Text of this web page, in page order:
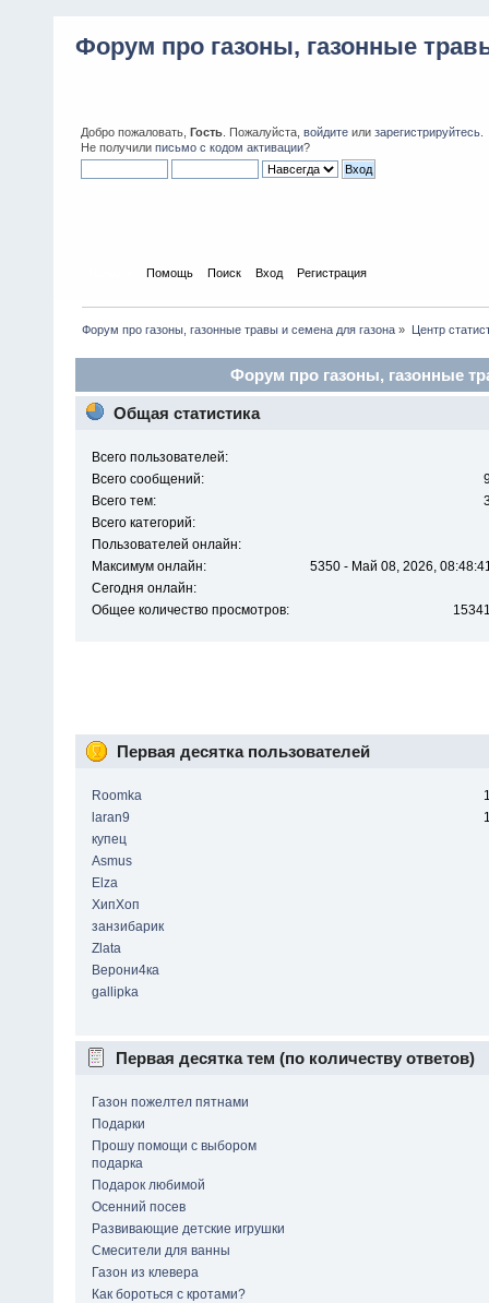
Форум про газоны, газонные
Добро пожаловать, Гость . Пожалуйста, войдите или зарегистрируйтесь
Не получили письмо с кодом активации?
Помощь Поиск Вход Регистрация
Форум про газоны, газонные травы и семена для газона » Центр
Форум про газоны, газонные
Общая статистика
Всего пользователей:
Всего сообщений:
Всего тем:
Всего категорий:
Пользователей онлайн:
Максимум онлайн:
5350 - Май 08, 2026,
Сегодня онлайн:
Общее количество просмотров:
Первая десятка пользователей
Roomka
laran9
купец
Asmus
Elza
ХипХоп
занзибарик
Zlata
Верони4ка
gallipka
Первая десятка тем (по количеству ответов)
Газон пожелтел пятнами
Подарки
Прошу помощи с выбором
подарка
Подарок любимой
Осенний посев
Развивающие детские игрушки
Смесители для ванны
Газон из клевера
Как бороться с кротами?